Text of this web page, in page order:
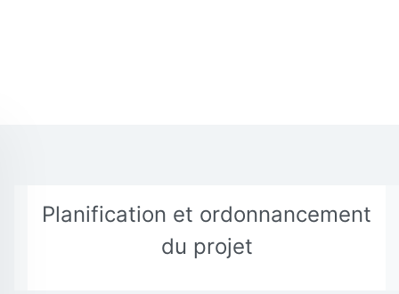
Planification et ordonnancement
du projet